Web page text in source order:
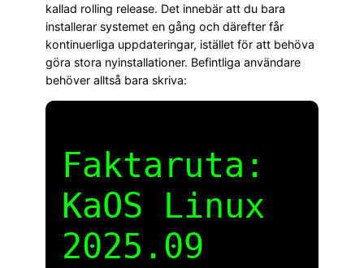
kallad rolling release. Det innebär att du bara
installerar systemet en gång och därefter får
kontinuerliga uppdateringar, istället för att behöva
göra stora nyinstallationer. Befintliga användare
behöver alltså bara skriva:
Faktaruta:
KaOS Linux
2025.09